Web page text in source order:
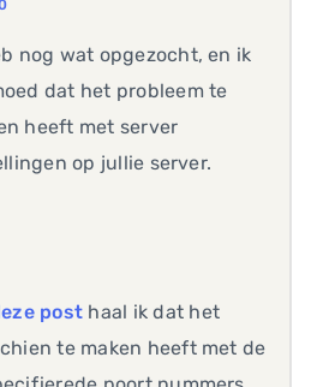
nog wat opgezocht, en ik
dat het probleem te
heeft met server
op jullie server.
post haal ik dat het
te maken heeft met de